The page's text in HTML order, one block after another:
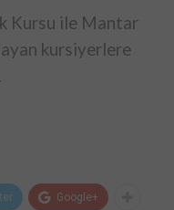
Kursu ile Mantar
kursiyerlere
Google+